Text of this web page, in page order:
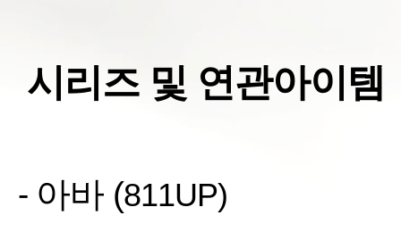
시리즈 및 연관아이템
- 아바 (811UP)